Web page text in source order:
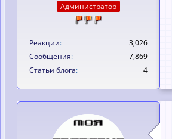
Администратор
Реакции
3,026
Сообщения
7,869
Статьи блога
4